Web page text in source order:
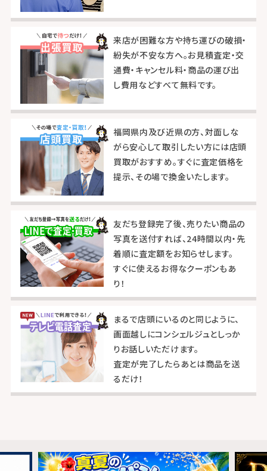
来店が困難な方や持ち運びの破損・
紛失が不安な方へ。お見積査定・交
通費・キャンセル料・商品の運び出
し費用などすべて無料です。
福岡県内及び近県の方、対面しな
がら安心して取引したい方には店頭
買取がおすすめ。すぐに査定価格を
提示、その場で換金いたします。
友だち登録完了後、売りたい商品の
写真を送付すれば、24時間以内・先
着順に査定額をお知らせします。
すぐに使えるお得なクーポンもあ
り！
まるで店頭にいるのと同じように、
画面越しにコンシェルジュとしっか
りお話しいただけます。
査定が完了したらあとは商品を送
るだけ！